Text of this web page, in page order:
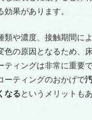
効果があります。
類や濃度、接触期間に
色の原因となるため、
ティングは非常に重要
ーティングのおかげで
なるというメリットも